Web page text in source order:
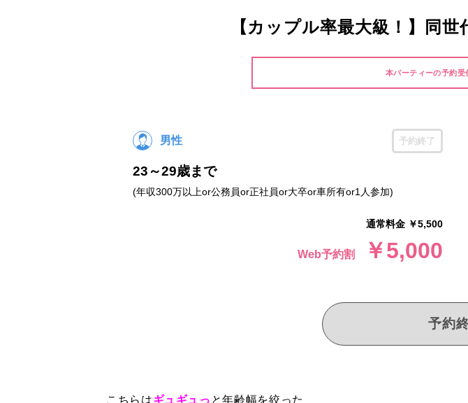
【カップル率最大級！】同
本パーティーの予約受
男性 予約終了
23～29歳まで
(年収300万以上or公務員or正社員or大卒or車所有or1人参加)
通常料金 ￥5,500
Web予約割 ￥5,000
予約
こちらはギュギュっ と年齢幅を絞った